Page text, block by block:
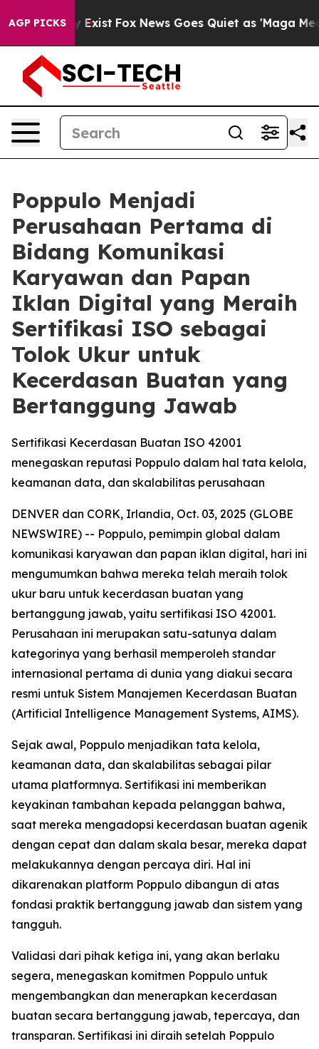
AGP PICKS
They Exist Fox News Goes Quiet as 'Maga Media
Poppulo Menjadi
Perusahaan Pertama di
Bidang Komunikasi
Karyawan dan Papan
Iklan Digital yang Meraih
Sertifikasi ISO sebagai
Tolok Ukur untuk
Kecerdasan Buatan yang
Bertanggung Jawab
Sertifikasi Kecerdasan Buatan ISO 42001
menegaskan reputasi Poppulo dalam hal tata kelola,
keamanan data, dan skalabilitas perusahaan
DENVER dan CORK, Irlandia, Oct. 03, 2025 (GLOBE
NEWSWIRE) -- Poppulo, pemimpin global dalam
komunikasi karyawan dan papan iklan digital, hari ini
mengumumkan bahwa mereka telah meraih tolok
ukur baru untuk kecerdasan buatan yang
bertanggung jawab, yaitu sertifikasi ISO 42001.
Perusahaan ini merupakan satu-satunya dalam
kategorinya yang berhasil memperoleh standar
internasional pertama di dunia yang diakui secara
resmi untuk Sistem Manajemen Kecerdasan Buatan
(Artificial Intelligence Management Systems, AIMS).
Sejak awal, Poppulo menjadikan tata kelola,
keamanan data, dan skalabilitas sebagai pilar
utama platformnya. Sertifikasi ini memberikan
keyakinan tambahan kepada pelanggan bahwa,
saat mereka mengadopsi kecerdasan buatan agenik
dengan cepat dan dalam skala besar, mereka dapat
melakukannya dengan percaya diri. Hal ini
dikarenakan platform Poppulo dibangun di atas
fondasi praktik bertanggung jawab dan sistem yang
tangguh.
Validasi dari pihak ketiga ini, yang akan berlaku
segera, menegaskan komitmen Poppulo untuk
mengembangkan dan menerapkan kecerdasan
buatan secara bertanggung jawab, tepercaya, dan
transparan. Sertifikasi ini diraih setelah Poppulo